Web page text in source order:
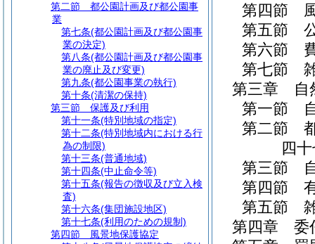
第四節
第五節
第六節
第七節
第三章
自
第一節
第二節
四
第三節
第四節
第五節
第四章
委
第二節
都公園計画及び都公園事
業
第七条(都公園計画及び都公園事
業の決定)
第八条(都公園計画及び都公園事
業の廃止及び変更)
第九条(都公園事業の執行)
第十条(清潔の保持)
第三節
保護及び利用
第十一条(特別地域の指定)
第十二条(特別地域内における行
為の制限)
第十三条(普通地域)
第十四条(中止命令等)
第十五条(報告の徴収及び立入検
査)
第十六条(集団施設地区)
第十七条(利用のための規制)
第四節
風景地保護協定